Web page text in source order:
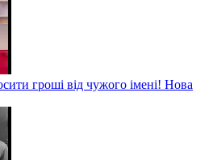
гроші від чужого імені! Нова